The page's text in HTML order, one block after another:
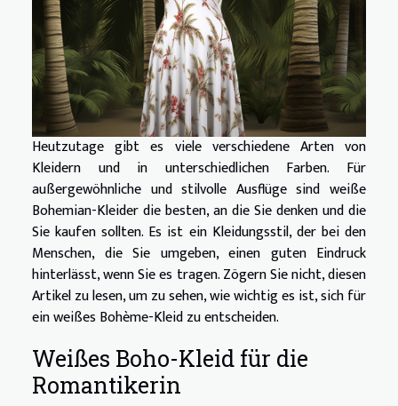
Heutzutage gibt es viele verschiedene Arten von
Kleidern und in unterschiedlichen Farben. Für
außergewöhnliche und stilvolle Ausflüge sind weiße
Bohemian-Kleider die besten, an die Sie denken und die
Sie kaufen sollten. Es ist ein Kleidungsstil, der bei den
Menschen, die Sie umgeben, einen guten Eindruck
hinterlässt, wenn Sie es tragen. Zögern Sie nicht, diesen
Artikel zu lesen, um zu sehen, wie wichtig es ist, sich für
ein weißes Bohème-Kleid zu entscheiden.
Weißes Boho-Kleid für die
Romantikerin